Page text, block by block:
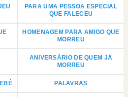
PARA UMA PESSOA ESPECIAL
QUE FALECEU
HOMENAGEM PARA AMIGO QUE
MORREU
ANIVERSÁRIO DE QUEM JÁ
MORREU
PALAVRAS